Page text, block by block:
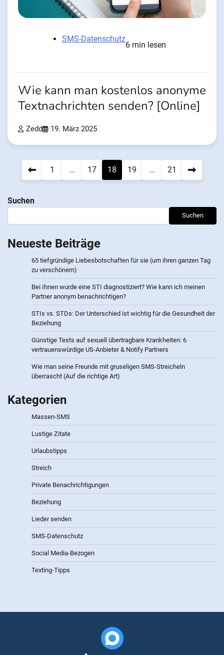
SMS-Datenschutz
6 min lesen
Wie kann man kostenlos anonyme
Textnachrichten senden? [Online]
Zedd 19. März 2025
Beitragsnavigation
1 ... 17 18 19 ... 21
Suchen
Suchen
Neueste Beiträge
65 tiefgründige Liebesbotschaften für sie (um ihren ganzen Tag
zu verschönern)
Bei Ihnen wurde eine STI diagnostiziert? Wie kann ich meinen
Partner anonym benachrichtigen?
STIs vs. STDs: Der Unterschied ist wichtig für die Gesundheit der
Beziehung
Günstige Tests auf sexuell übertragbare Krankheiten: 6
vertrauenswürdige US-Anbieter & Notify Partners
Wie man seine Freunde mit gruseligen SMS-Streicheln
überrascht (Auf die richtige Art)
Kategorien
Massen-SMS
Lustige Zitate
Urlaubstipps
Streich
Private Benachrichtigungen
Beziehung
Lieder senden
SMS-Datenschutz
Social Media-Bezogen
Texting-Tipps